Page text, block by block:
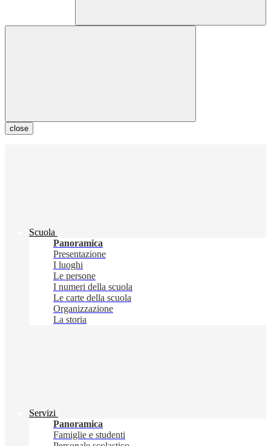
close
Scuola
Panoramica
Presentazione
I luoghi
Le persone
I numeri della scuola
Le carte della scuola
Organizzazione
La storia
Servizi
Panoramica
Famiglie e studenti